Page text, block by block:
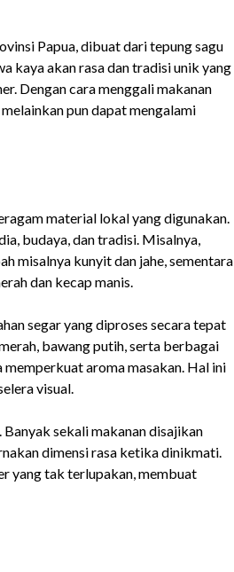
Papua, dibuat dari tepung sagu
kaya akan rasa dan tradisi unik yang
Dengan cara menggali makanan
pun dapat mengalami
material lokal yang digunakan.
budaya, dan tradisi. Misalnya,
misalnya kunyit dan jahe, sementara
dan kecap manis.
segar yang diproses secara tepat
bawang putih, serta berbagai
aroma masakan. Hal ini
visual.
sekali makanan disajikan
dimensi rasa ketika dinikmati.
yang tak terlupakan, membuat